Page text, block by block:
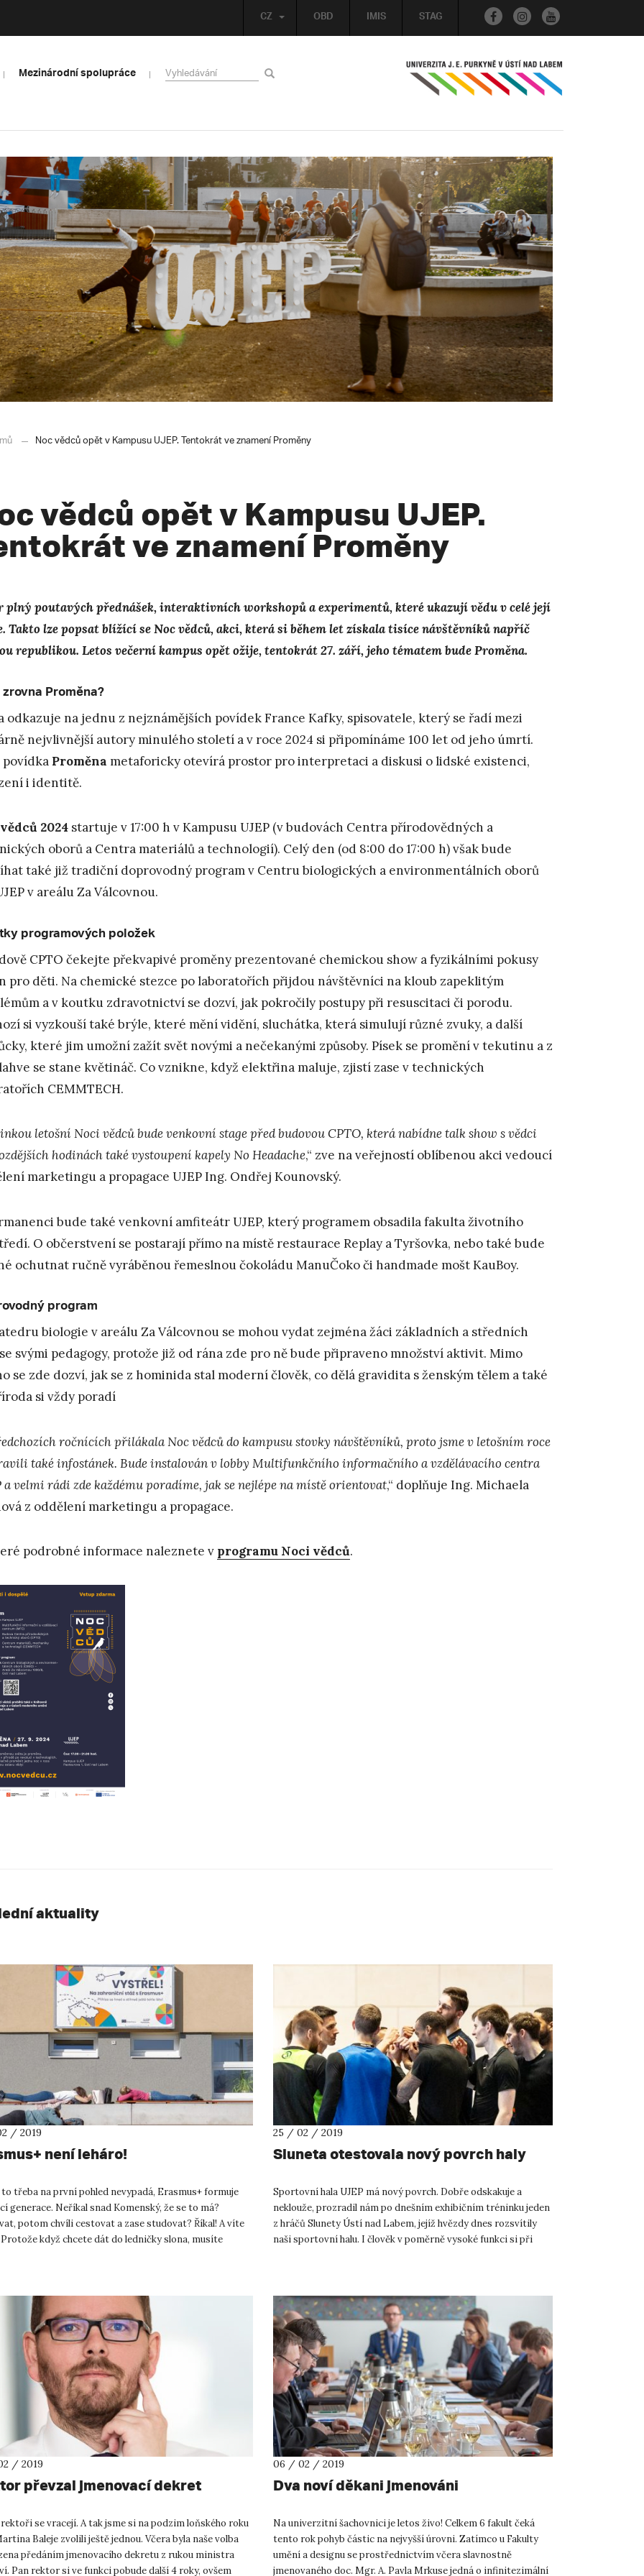
OBD IMIS STAG
CZ
Mezinárodní spolupráce
Noc vědců opět v Kampusu UJEP. Tentokrát ve znamení Proměny
vědců opět v Kampusu UJEP.
ve znamení Proměny
plný poutavých přednášek, interaktivních workshopů a experimentů, které ukazují vědu v celé její
Takto lze popsat blížící se Noc vědců, akci, která si během let získala tisíce návštěvníků napříč
republikou. Letos večerní kampus opět ožije, tentokrát 27. září, jeho tématem bude Proměna.
Proměna?
odkazuje na jednu z nejznámějších povídek France Kafky, spisovatele, který se řadí mezi
nejvlivnější autory minulého století a v roce 2024 si připomínáme 100 let od jeho úmrtí.
povídka Proměna metaforicky otevírá prostor pro interpretaci a diskusi o lidské existenci,
i identitě.
2024 startuje v 17:00 h v Kampusu UJEP (v budovách Centra přírodovědných a
oborů a Centra materiálů a technologií). Celý den (od 8:00 do 17:00 h) však bude
také již tradiční doprovodný program v Centru biologických a environmentálních oborů
v areálu Za Válcovnou.
programových položek
CPTO čekejte překvapivé proměny prezentované chemickou show a fyzikálními pokusy
pro děti. Na chemické stezce po laboratořích přijdou návštěvníci na kloub zapeklitým
a v koutku zdravotnictví se dozví, jak pokročily postupy při resuscitaci či porodu.
si vyzkouší také brýle, které mění vidění, sluchátka, která simulují různé zvuky, a další
které jim umožní zažít svět novými a nečekanými způsoby. Písek se promění v tekutinu a z
se stane květináč. Co vznikne, když elektřina maluje, zjistí zase v technických
CEMMTECH.
letošní Noci vědců bude venkovní stage před budovou CPTO, která nabídne talk show s vědci
hodinách také vystoupení kapely No Headache,“ zve na veřejností oblíbenou akci vedoucí
marketingu a propagace UJEP Ing. Ondřej Kounovský.
bude také venkovní amfiteátr UJEP, který programem obsadila fakulta životního
O občerstvení se postarají přímo na místě restaurace Replay a Tyršovka, nebo také bude
ochutnat ručně vyráběnou řemeslnou čokoládu ManuČoko či handmade mošt KauBoy.
program
biologie v areálu Za Válcovnou se mohou vydat zejména žáci základních a středních
svými pedagogy, protože již od rána zde pro ně bude připraveno množství aktivit. Mimo
se zde dozví, jak se z hominida stal moderní člověk, co dělá gravidita s ženským tělem a také
si vždy poradí
ročnících přilákala Noc vědců do kampusu stovky návštěvníků, proto jsme v letošním roce
také infostánek. Bude instalován v lobby Multifunkčního informačního a vzdělávacího centra
a velmi rádi zde každému poradíme, jak se nejlépe na místě orientovat,“ doplňuje Ing. Michaela
z oddělení marketingu a propagace.
podrobné informace naleznete v programu Noci vědců.
aktuality
/ 2019
není leháro!
třeba na první pohled nevypadá, Erasmus+ formuje
generace. Neříkal snad Komenský, že se to má?
potom chvíli cestovat a zase studovat? Říkal! A víte
když chcete dát do ledničky slona, musíte
25 / 02 / 2019
Sluneta otestovala nový povrch haly
Sportovní hala UJEP má nový povrch. Dobře odskakuje a
neklouže, prozradil nám po dnešním exhibičním tréninku jeden
z hráčů Slunety Ústí nad Labem, jejíž hvězdy dnes rozsvítily
naši sportovní halu. I člověk v poměrně vysoké funkci si při
/ 2019
převzal jmenovací dekret
se vracejí. A tak jsme si na podzim loňského roku
Baleje zvolili ještě jednou. Včera byla naše volba
předáním jmenovacího dekretu z rukou ministra
Pan rektor si ve funkci pobude další 4 roky, ovšem
06 / 02 / 2019
Dva noví děkani jmenováni
Na univerzitní šachovnici je letos živo! Celkem 6 fakult čeká
tento rok pohyb částic na nejvyšší úrovni. Zatímco u Fakulty
umění a designu se prostřednictvím včera slavnostně
jmenovaného doc. Mgr. A. Pavla Mrkuse jedná o infinitezimální